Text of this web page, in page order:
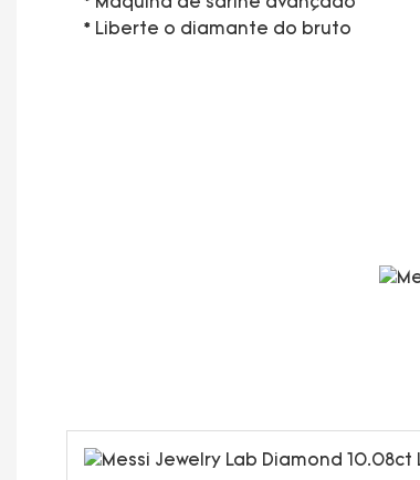
* Liberte o diamante do bruto